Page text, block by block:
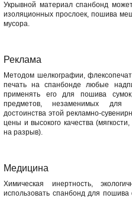
Укрывной материал спанбонд
изоляционных прослоек, пошива
мусора.
Реклама
Методом шелкографии,
печать на спанбонде любые
применять его для пошива
предметов, незаменимых для
достоинства этой рекламно-
цены и высокого качества
на разрыв).
Медицина
Химическая инертность,
использовать спанбонд для пошива